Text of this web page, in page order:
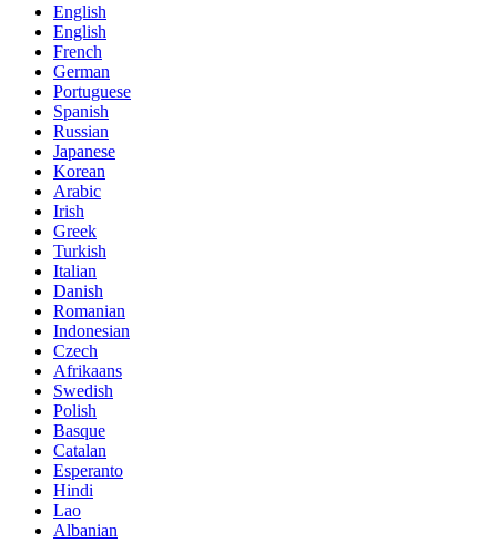
English
English
French
German
Portuguese
Spanish
Russian
Japanese
Korean
Arabic
Irish
Greek
Turkish
Italian
Danish
Romanian
Indonesian
Czech
Afrikaans
Swedish
Polish
Basque
Catalan
Esperanto
Hindi
Lao
Albanian